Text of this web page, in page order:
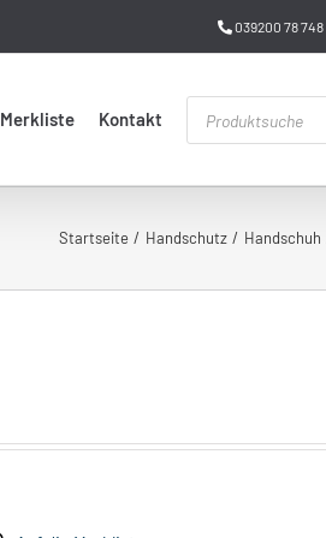
039200 78 748
Merkliste Kontakt
Products
search
Startseite Handschutz Handschuh